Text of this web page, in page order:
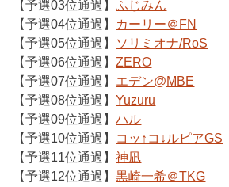
【予選03位通過】ふじみん
【予選04位通過】 カーリー＠FN
【予選05位通過】 ソリミオナ/RoS
【予選06位通過】ZERO
【予選07位通過】 エデン@MBE
【予選08位通過】Yuzuru
【予選09位通過】ハル
【予選10位通過】 コッ↑コ↓ルピアGS
【予選11位通過】神凪
【予選12位通過】黒崎一希＠TKG